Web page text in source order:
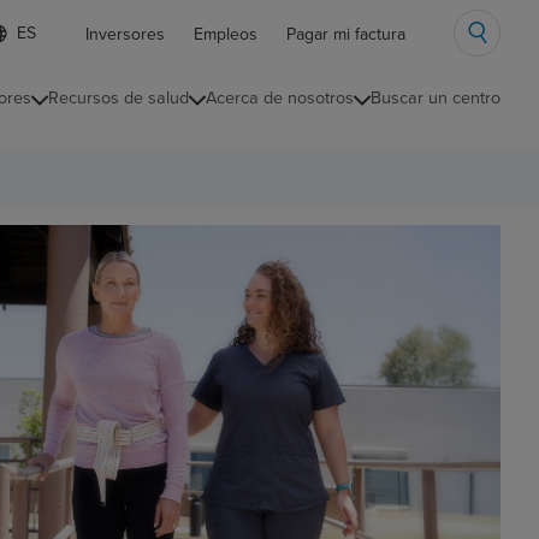
Inversores Empleos Pagar mi factura
Recursos de salud Acerca de nosotros Buscar un centro